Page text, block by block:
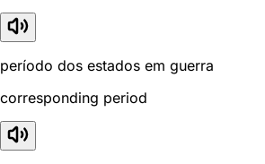
período dos estados em guerra
corresponding period